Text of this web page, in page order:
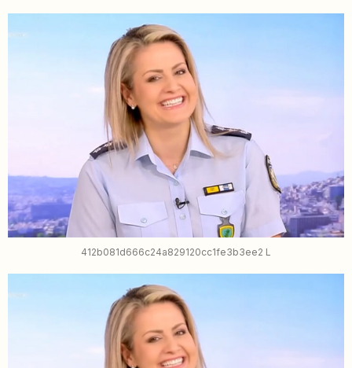
412b081d666c24a829120cc1fe3b3ee2 L